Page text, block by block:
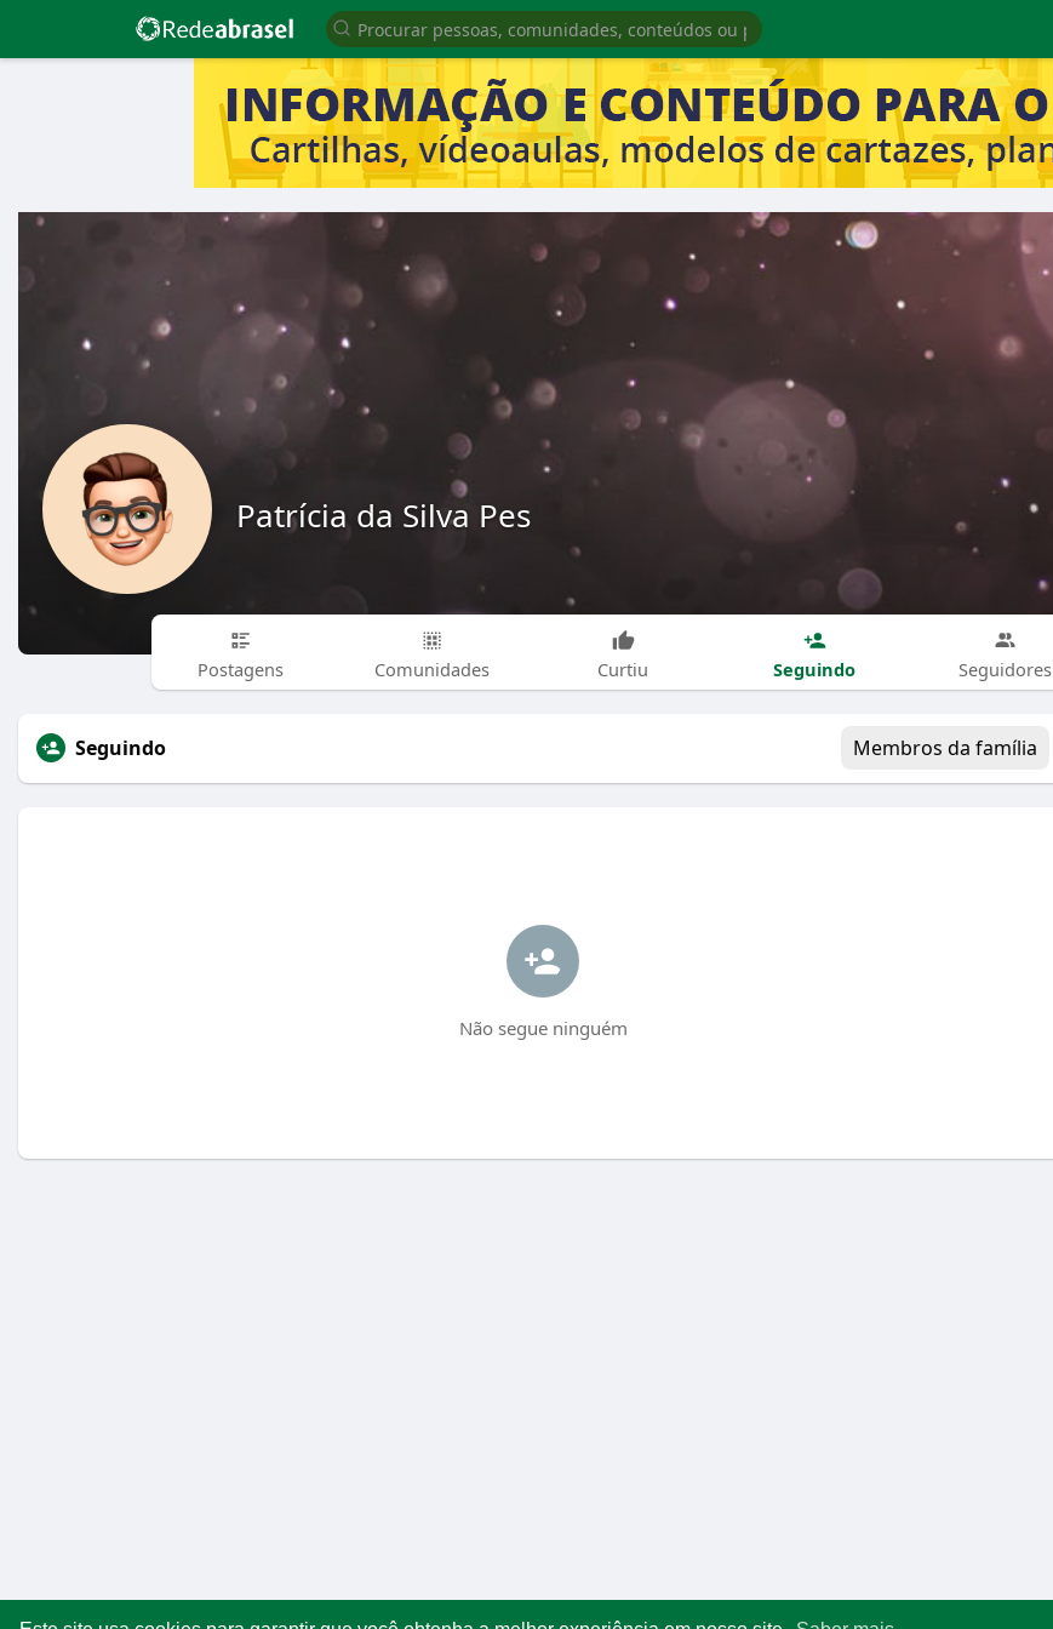
Patrícia da Silva Pes
Postagens Comunidades Curtiu Seguindo Seguidores
Seguindo Membros da família
Não segue ninguém